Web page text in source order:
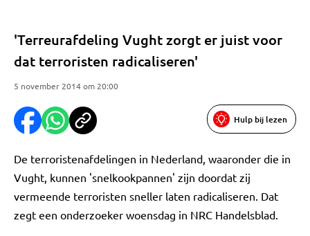
'Terreurafdeling Vught zorgt er juist voor
dat terroristen radicaliseren'
5 november 2014 om 20:00
Hulp bij lezen
De terroristenafdelingen in Nederland, waaronder die in
Vught, kunnen 'snelkookpannen' zijn doordat zij
vermeende terroristen sneller laten radicaliseren. Dat
zegt een onderzoeker woensdag in NRC Handelsblad.